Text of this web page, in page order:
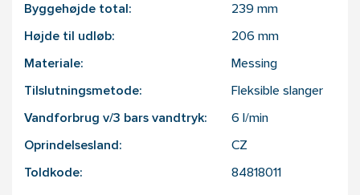
Byggehøjde total: 239 mm
Højde til udløb: 206 mm
Materiale: Messing
Tilslutningsmetode: Fleksible slanger
Vandforbrug v/3 bars vandtryk: 6 l/min
Oprindelsesland: CZ
Toldkode: 84818011